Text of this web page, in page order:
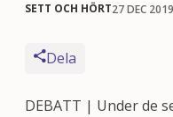
SETT OCH HÖRT27 DEC 2019
Dela
DEBATT | Under de